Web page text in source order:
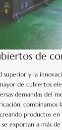
de
superior y la
de cubiertos
demandas del
combinamos
productos en
exportan a más de